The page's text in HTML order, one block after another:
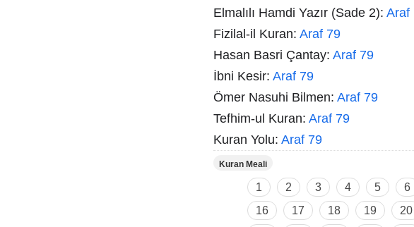
Elmalılı Hamdi Yazır (Sade 2): Araf
Fizilal-il Kuran: Araf 79
Hasan Basri Çantay: Araf 79
İbni Kesir: Araf 79
Ömer Nasuhi Bilmen: Araf 79
Tefhim-ul Kuran: Araf 79
Kuran Yolu: Araf 79
Kuran Meali
1 2 3 4 5 6
16
17 18 19 20